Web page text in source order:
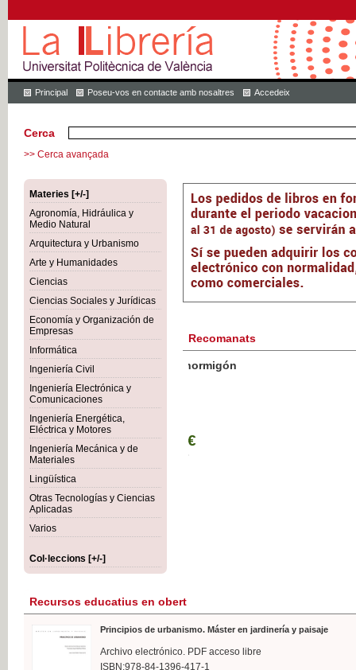
Principal Poseu-vos en contacte amb nosaltres Accedeix
Cerca
>> Cerca avançada
Materies [+/-]
Agronomía, Hidráulica y
Medio Natural
Arquitectura y Urbanismo
Arte y Humanidades
Ciencias
Ciencias Sociales y Jurídicas
Economía y Organización de
Empresas
Informática
Ingeniería Civil
Ingeniería Electrónica y
Comunicaciones
Ingeniería Energética,
Eléctrica y Motores
Ingeniería Mecánica y de
Materiales
Lingüística
Otras Tecnologías y Ciencias
Aplicadas
Varios
Col·leccions [+/-]
Recomanats
Botánica Agroalimentaria
Recursos educatius en obert
Principios de urbanismo. Máster en jardinería y paisaje
Archivo electrónico. PDF acceso libre
ISBN:978-84-1396-417-1